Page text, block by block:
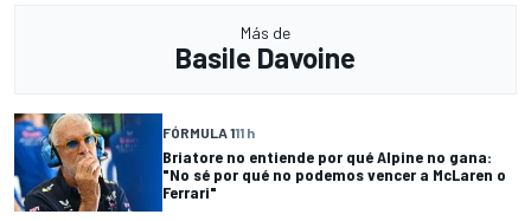
Más de
Basile Davoine
FÓRMULA 111 h
Briatore no entiende por qué Alpine no gana:
"No sé por qué no podemos vencer a McLaren o
Ferrari"